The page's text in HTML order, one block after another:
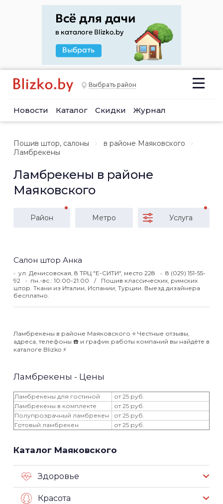
Выбрать район
Новости Каталог Скидки Журнал
Пошив штор, салоны
в районе Маяковского
Ламбрекены
Ламбрекены в районе
Маяковского
Район Метро Услуга
Салон штор Анка
ул. Денисовская, 8 ТРЦ "Е-СИТИ", место 228
8 (029) 151-55-
92
пн.-вс.: 10:00-21:00
Пошив классических, римских
штор. Ткани из Италии, Испании, Турции. Выезд дизайнера
бесплатно.
Ламбрекены в районе Маяковского ⭐️ Честные отзывы,
адреса, телефоны ☎️ и график работы компаний вы найдёте в
каталоге Blizko ⚡️
Ламбрекены - Цены
Ламбрекены для гостиной
от 25 руб.
Ламбрекены в комплекте
от 25 руб.
Полупрозрачный ламбрекен
от 25 руб.
Готовый ламбрекен
от 25 руб.
Каталог Маяковского
Здоровье
Красота